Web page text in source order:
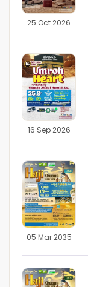
25 Oct 2026
16 Sep 2026
05 Mar 2035